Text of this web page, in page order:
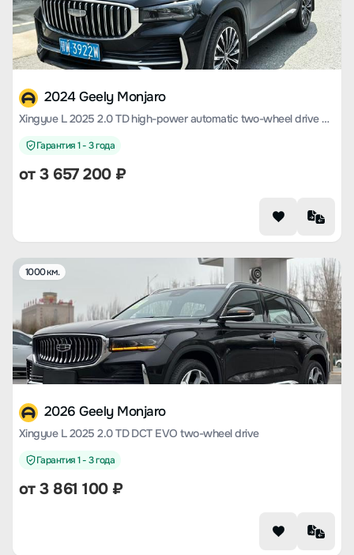
2024 Geely Monjaro
Xingyue L 2025 2.0 TD high-power automatic two-wheel drive Dongfang Yao Lanxing version
Гарантия 1 - 3 года
от3 657 200₽
1000 км.
2026 Geely Monjaro
Xingyue L 2025 2.0 TD DCT EVO two-wheel drive
Гарантия 1 - 3 года
от3 861 100₽